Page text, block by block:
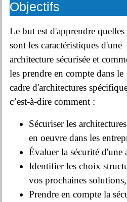
Objectifs
Le but est d'apprendre quelles
sont les caractéristiques d'une
architecture sécurisée et
les prendre en compte dans le
cadre d'architectures
c’est-à-dire comment :
Sécuriser les
en oeuvre dans les
Évaluer la sécurité d'une
Identifier les choix
vos prochaines solutions,
Prendre en compte la